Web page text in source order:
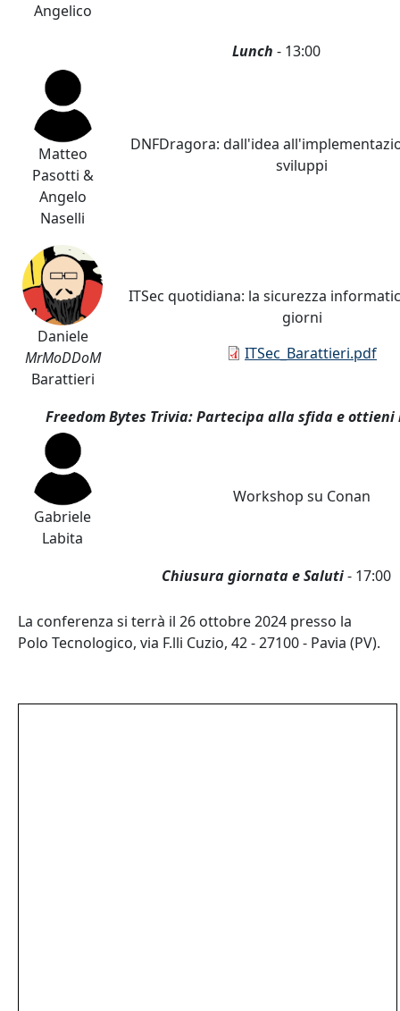
Angelico
Lunch - 13:00
Matteo
Pasotti &
Angelo
Naselli
DNFDragora: dall'idea
sviluppi
Daniele
MrMoDDoM
Barattieri
ITSec quotidiana: la sicurezza
giorni
ITSec_Barattieri.pdf
Freedom Bytes Trivia: Partecipa alla sfida e ottieni
Gabriele
Labita
Workshop su Conan
Chiusura giornata e Saluti- 17:00
La conferenza si terrà il 26 ottobre 2024 presso la
Polo Tecnologico, via F.lli Cuzio, 42 - 27100 - Pavia (PV).